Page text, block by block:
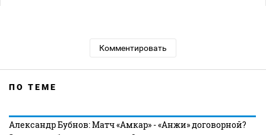
Комментировать
ПО ТЕМЕ
Александр Бубнов: Матч «Амкар» - «Анжи» договорной?